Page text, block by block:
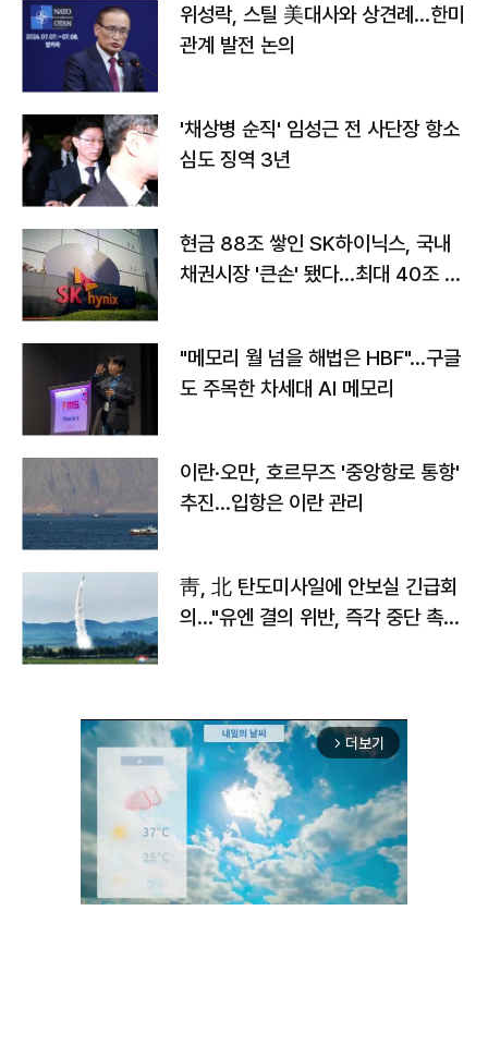
위성락, 스틸 美대사와 상견례…한미
관계 발전 논의
'채상병 순직' 임성근 전 사단장 항소
심도 징역 3년
현금 88조 쌓인 SK하이닉스, 국내
채권시장 '큰손' 됐다…최대 40조 투
"메모리 월 넘을 해법은 HBF"…구글
도 주목한 차세대 AI 메모리
이란·오만, 호르무즈 '중앙항로 통항'
추진…입항은 이란 관리
靑, 北 탄도미사일에 안보실 긴급회
의…"유엔 결의 위반, 즉각 중단 촉
arrow_forward_ios 더보기